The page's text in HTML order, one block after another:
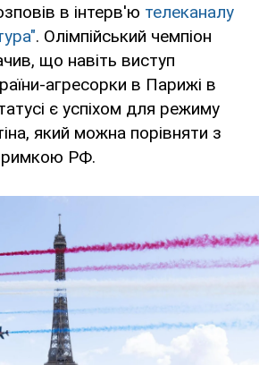
в інтерв'ю телеканалу
. Олімпійський чемпіон
що навіть виступ
агресорки в Парижі в
є успіхом для режиму
який можна порівняти з
РФ.